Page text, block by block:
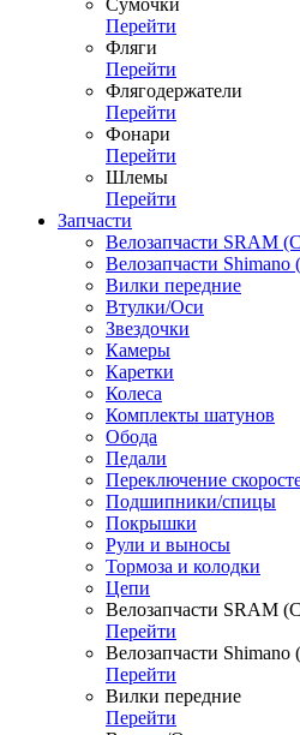
Сумочки
Перейти
Фляги
Перейти
Флягодержатели
Перейти
Фонари
Перейти
Шлемы
Перейти
Запчасти
Велозапчасти SRAM
Велозапчасти
Вилки передние
Втулки/Оси
Звездочки
Камеры
Каретки
Колеса
Комплекты шатунов
Обода
Педали
Переключение
Подшипники/спицы
Покрышки
Рули и выносы
Тормоза и колодки
Цепи
Велозапчасти SRAM
Перейти
Велозапчасти
Перейти
Вилки передние
Перейти